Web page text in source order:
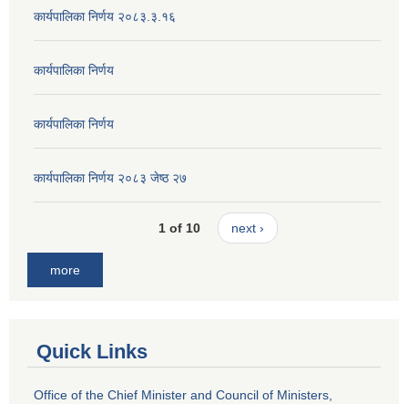
कार्यपालिका निर्णय २०८३.३.१६
कार्यपालिका निर्णय
कार्यपालिका निर्णय
कार्यपालिका निर्णय २०८३ जेष्ठ २७
1 of 10 next ›
more
Quick Links
Office of the Chief Minister and Council of Ministers,